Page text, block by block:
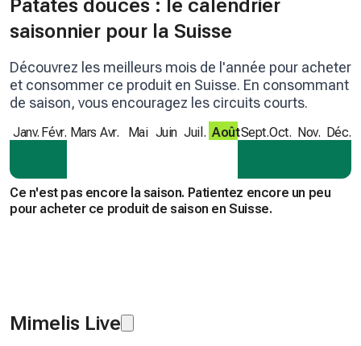
Patates douces : le calendrier
saisonnier pour la Suisse
Découvrez les meilleurs mois de l'année pour acheter
et consommer ce produit en Suisse. En consommant
de saison, vous encouragez les circuits courts.
Janv. Févr. Mars Avr. Mai Juin Juil. AoûtSept.Oct. Nov. Déc.
Ce n'est pas encore la saison. Patientez encore un peu
pour acheter ce produit de saison en Suisse.
Mimelis Live